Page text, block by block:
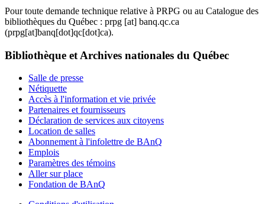
Pour toute demande technique relative à PRPG ou au Catalogue des
bibliothèques du Québec : prpg [at] banq.qc.ca
(prpg[at]banq[dot]qc[dot]ca).
Bibliothèque et Archives nationales du Québec
Salle de presse
Nétiquette
Accès à l'information et vie privée
Partenaires et fournisseurs
Déclaration de services aux citoyens
Location de salles
Abonnement à l'infolettre de BAnQ
Emplois
Paramètres des témoins
Aller sur place
Fondation de BAnQ